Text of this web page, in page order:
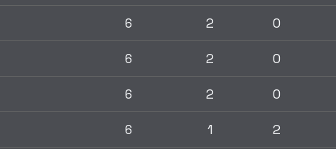
6 2 0
6 2 0
6 2 0
6 1 2